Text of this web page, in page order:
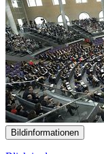
Bildinformationen